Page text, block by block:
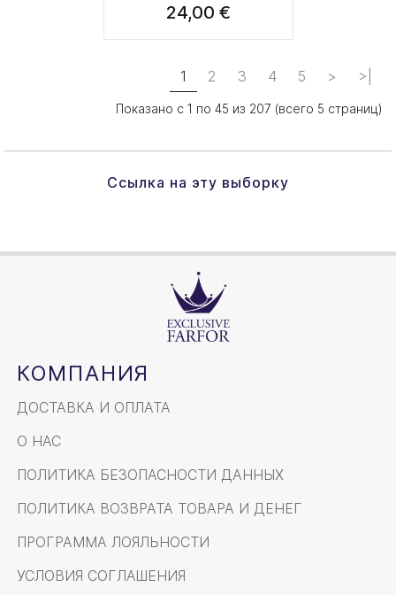
24,00 €
1 2 3 4 5 > >|
Показано с 1 по 45 из 207 (всего 5 страниц)
Ссылка на эту выборку
КОМПАНИЯ
ДОСТАВКА И ОПЛАТА
О НАС
ПОЛИТИКА БЕЗОПАСНОСТИ ДАННЫХ
ПОЛИТИКА ВОЗВРАТА ТОВАРА И ДЕНЕГ
ПРОГРАММА ЛОЯЛЬНОСТИ
УСЛОВИЯ СОГЛАШЕНИЯ